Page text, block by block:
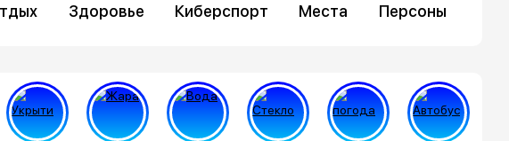
Здоровье Киберспорт Места Персоны